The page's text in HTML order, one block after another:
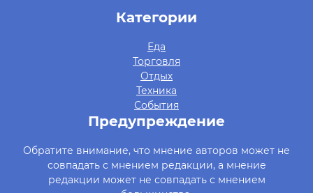
Категории
Еда
Торговля
Отдых
Техника
События
Предупреждение
Обратите внимание, что мнение авторов может не
совпадать с мнением редакции, а мнение
редакции может не совпадать с мнением